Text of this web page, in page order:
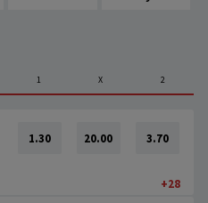
1 X 2
1.30 20.00 3.70
+28